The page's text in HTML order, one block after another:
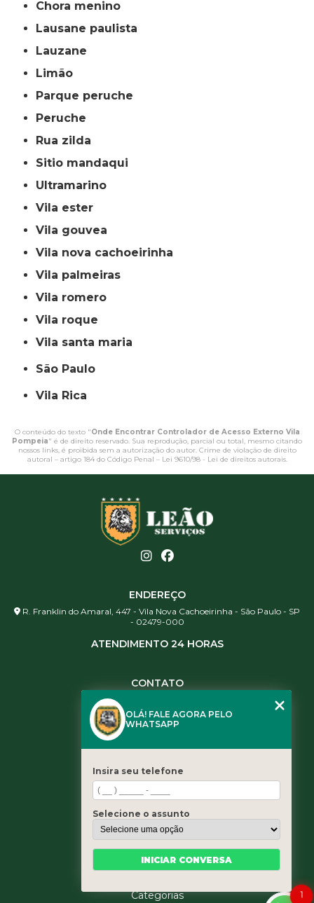
chora menino
lausane paulista
lauzane
limão
parque peruche
peruche
rua zilda
sitio mandaqui
ultramarino
vila ester
vila gouvea
vila nova cachoeirinha
vila palmeiras
vila romero
vila roque
vila santa maria
São Paulo
Vila Rica
O conteúdo do texto "Onde Encontrar Controlador de Acesso Externo Vila
Pompeia" é de direito reservado. Sua reprodução, parcial ou total, mesmo citando
nossos links, é proibida sem a autorização do autor. Crime de violação de direito
autoral – artigo 184 do Código Penal – Lei 9610/98 - Lei de direitos autorais.
ENDEREÇO
R. Franklin do Amaral, 447 - Vila Nova Cachoeirinha - São Paulo - SP
- 02479-000
ATENDIMENTO 24 HORAS
CONTATO
(11) 3461-5871
contato@leaoservicos.com.br
Home
Quem somos
Serviços
Blog
Categorias
1
OLÁ! FALE AGORA PELO
WHATSAPP
Insira seu telefone
Selecione o assunto
INICIAR CONVERSA